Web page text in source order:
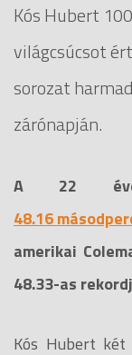
Kós Hubert
világcsúcsot
sorozat
zárónapján.
A 22
48.16
amerikai
48.33-as
Kós Hubert